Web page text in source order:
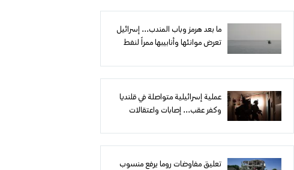
ما بعد هرمز وباب المندب... إسرائيل
تعرض موانئها وأنابيبها ممراً لنفط
عملية إسرائيلية متواصلة في قلنديا
وكفر عقب... إصابات واعتقالات
تعليق مفاوضات روما يرفع منسوب